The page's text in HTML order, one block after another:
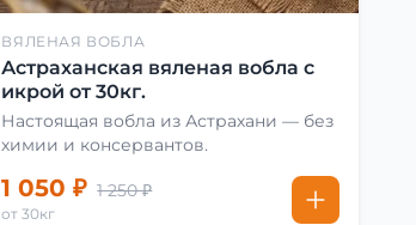
ВЯЛЕНАЯ ВОБЛА
Астраханская вяленая вобла с
икрой от 30кг.
Настоящая вобла из Астрахани — без
химии и консервантов.
1 050 ₽ 1 250 ₽
от 30кг